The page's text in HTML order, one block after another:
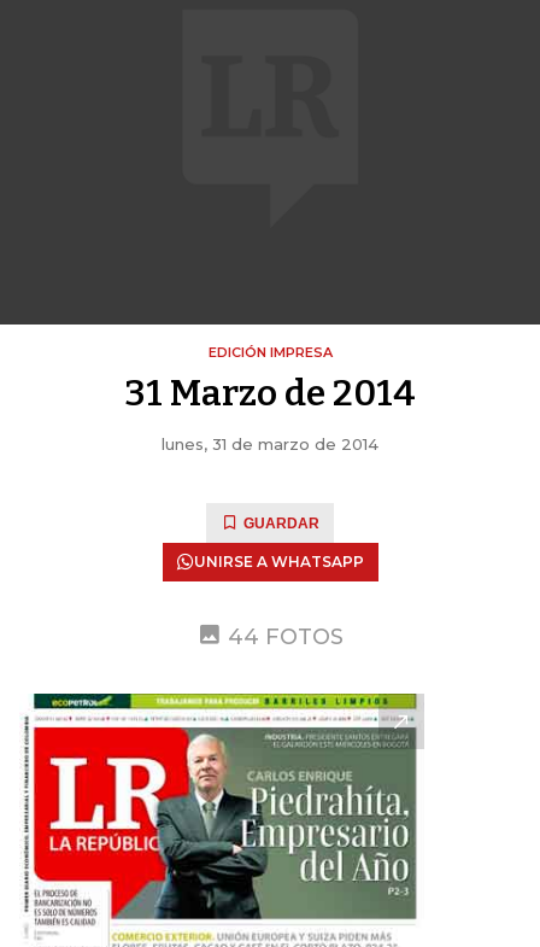
EDICIÓN IMPRESA
31 Marzo de 2014
lunes, 31 de marzo de 2014
GUARDAR
UNIRSE A WHATSAPP
44 FOTOS